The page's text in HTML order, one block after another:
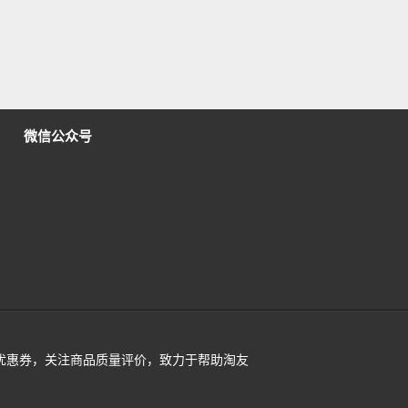
微信公众号
券，关注商品质量评价，致力于帮助淘友